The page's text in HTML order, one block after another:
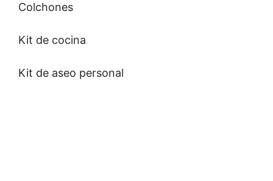
Colchones
Kit de cocina
Kit de aseo personal